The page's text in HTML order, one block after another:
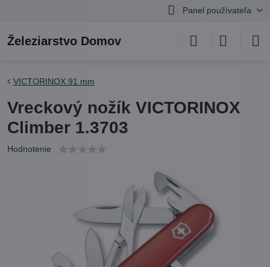
Panel používateľa
Železiarstvo Domov
VICTORINOX 91 mm
Vreckový nožík VICTORINOX
Climber 1.3703
Hodnotenie